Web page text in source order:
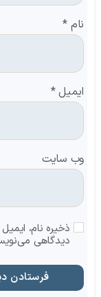
نام *
ایمیل*
وب‌ سایت
ذخیره نام،
دیدگاهی